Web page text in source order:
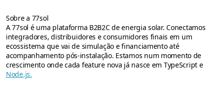
Sobre a 77sol
A 77sol é uma plataforma B2B2C de energia solar. Conectamos
integradores, distribuidores e consumidores finais em um
ecossistema que vai de simulação e financiamento até
acompanhamento pós-instalação. Estamos num momento de
crescimento onde cada feature nova já nasce em TypeScript e
Node.js.